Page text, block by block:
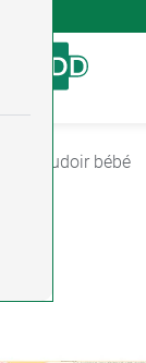
Boudoir bébé